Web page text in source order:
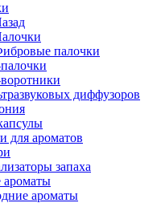
палочки
диффузоров
для ароматов
запаха
ароматы
ароматы